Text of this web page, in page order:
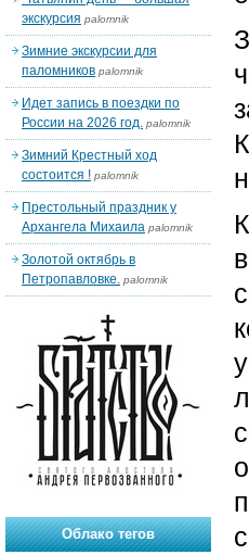
экскурсия palomnik
Зимние экскурсии для
паломников palomnik
Идет запись в поездки по
России на 2026 год. palomnik
Зимний Крестный ход
состоится ! palomnik
Престольный праздник у
Архангела Михаила palomnik
Золотой октябрь в
Петропавловке. palomnik
Облако тегов